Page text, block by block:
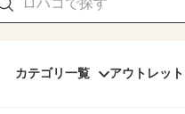
カテゴリ一覧 アウトレット